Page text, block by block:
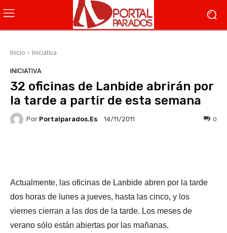
Inicio Iniciativa
INICIATIVA
32 oficinas de Lanbide abrirán por
la tarde a partir de esta semana
Por Portalparados.es 14/11/2011 0
Actualmente, las oficinas de Lanbide abren por la tarde
dos horas de lunes a jueves, hasta las cinco, y los
viernes cierran a las dos de la tarde. Los meses de
verano sólo están abiertas por las mañanas.